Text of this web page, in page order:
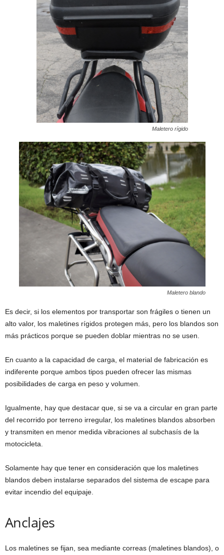
Maletero rígido
Maletero blando
Es decir, si los elementos por transportar son frágiles o tienen un
alto valor, los maletines rígidos protegen más, pero los blandos son
más prácticos porque se pueden doblar mientras no se usen.
En cuanto a la capacidad de carga, el material de fabricación es
indiferente porque ambos tipos pueden ofrecer las mismas
posibilidades de carga en peso y volumen.
Igualmente, hay que destacar que, si se va a circular en gran parte
del recorrido por terreno irregular, los maletines blandos absorben
y transmiten en menor medida vibraciones al subchasís de la
motocicleta.
Solamente hay que tener en consideración que los maletines
blandos deben instalarse separados del sistema de escape para
evitar incendio del equipaje.
Anclajes
Los maletines se fijan, sea mediante correas (maletines blandos), o